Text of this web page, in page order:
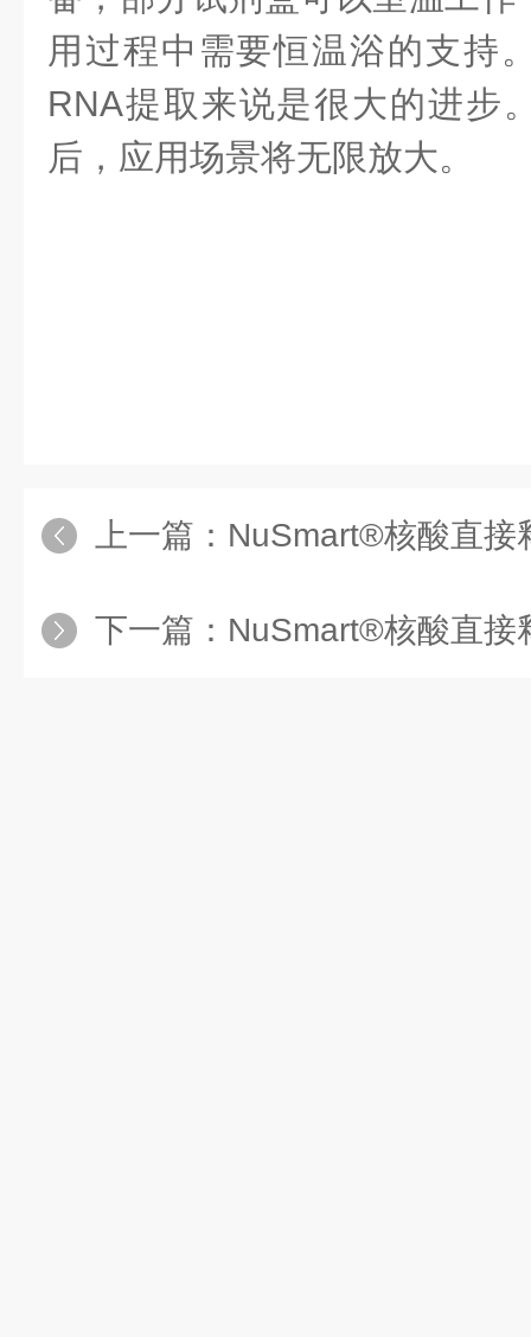
用过程中需要恒温浴的支持
RNA提取来说是很大的进步
后，应用场景将无限放大。
上一篇： NuSmart®核酸直接释放技术比
下一篇： NuSmart®核酸直接释放试剂盒实现